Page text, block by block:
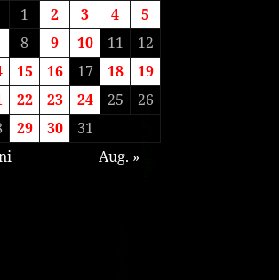
1
2 3 4
5
8 9 10 11
12
15 16 17 18
19
22 23 24 25
26
29 30
31
Aug. »